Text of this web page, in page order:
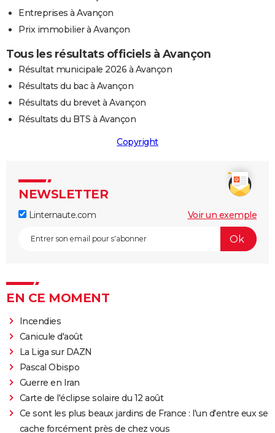
Entreprises à Avançon
Prix immobilier à Avançon
Tous les résultats officiels à Avançon
Résultat municipale 2026 à Avançon
Résultats du bac à Avançon
Résultats du brevet à Avançon
Résultats du BTS à Avançon
Copyright
NEWSLETTER
Linternaute.com Voir un exemple
EN CE MOMENT
Incendies
Canicule d'août
La Liga sur DAZN
Pascal Obispo
Guerre en Iran
Carte de l'éclipse solaire du 12 août
Ce sont les plus beaux jardins de France : l'un d'entre eux se
cache forcément près de chez vous